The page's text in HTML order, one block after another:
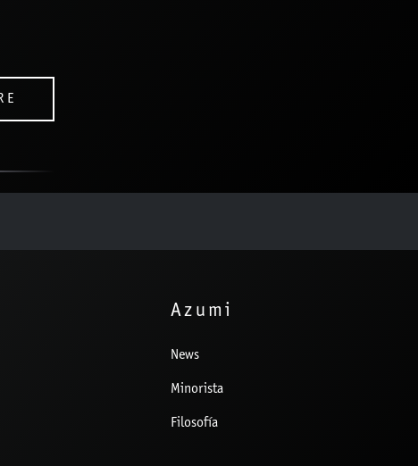
Azumi
News
Minorista
Filosofía